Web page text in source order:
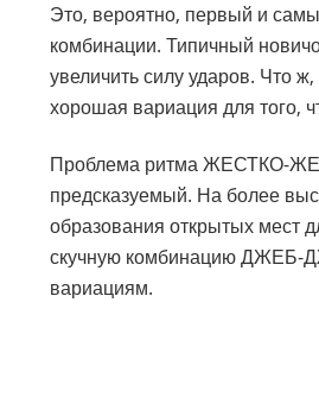
Это, вероятно, первый и
комбинации. Типичный
увеличить силу ударов. Что
хорошая вариация для того,
Проблема ритма ЖЕСТКО-
предсказуемый. На более
образования открытых мест
скучную комбинацию ДЖЕБ-
вариациям.